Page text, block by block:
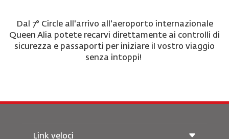
Dal 7° Circle all'arrivo all'aeroporto internazionale
Queen Alia potete recarvi direttamente ai controlli di
sicurezza e passaporti per iniziare il vostro viaggio
senza intoppi!
Link veloci